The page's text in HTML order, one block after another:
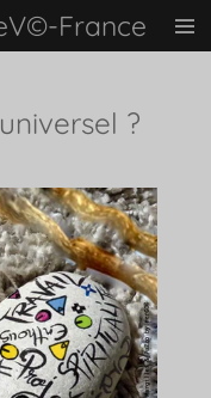
France
?